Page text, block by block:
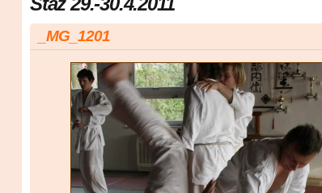
_MG_1201